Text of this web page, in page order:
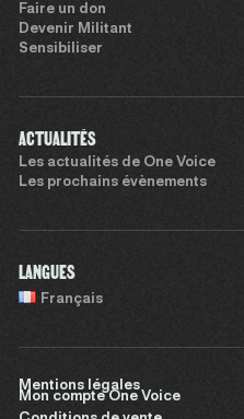
Faire un don
Devenir Militant
Sensibiliser
ACTUALITÉS
Les actualités de One Voice
Les prochains évènements
LANGUES
Français
Mentions légales
Mon compte One Voice